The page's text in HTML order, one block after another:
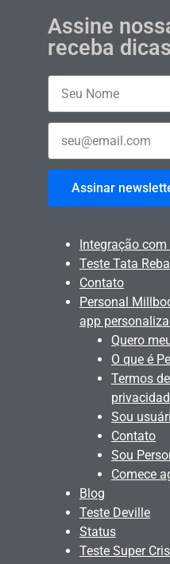
Assine
receba
Assinar
Integração
Teste Tata
Contato
Personal
app
Quero
O que é
Termos
Sou
Contato
Sou
Comece
Blog
Teste Deville
Status
Teste Super